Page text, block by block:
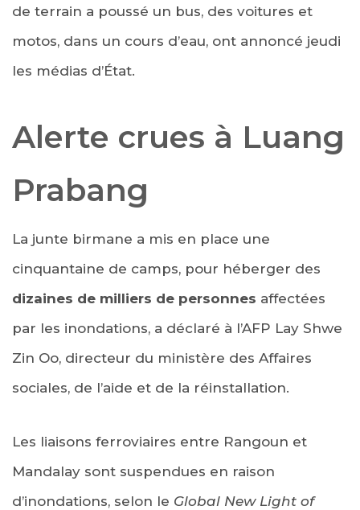
de terrain a poussé un bus, des voitures et
motos, dans un cours d’eau, ont annoncé jeudi
les médias d’État.
Alerte crues à Luang
Prabang
La junte birmane a mis en place une
cinquantaine de camps, pour héberger des
dizaines de milliers de personnes affectées
par les inondations, a déclaré à l’AFP Lay Shwe
Zin Oo, directeur du ministère des Affaires
sociales, de l’aide et de la réinstallation.
Les liaisons ferroviaires entre Rangoun et
Mandalay sont suspendues en raison
d’inondations, selon le Global New Light of